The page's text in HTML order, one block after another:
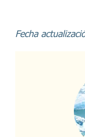
Fecha